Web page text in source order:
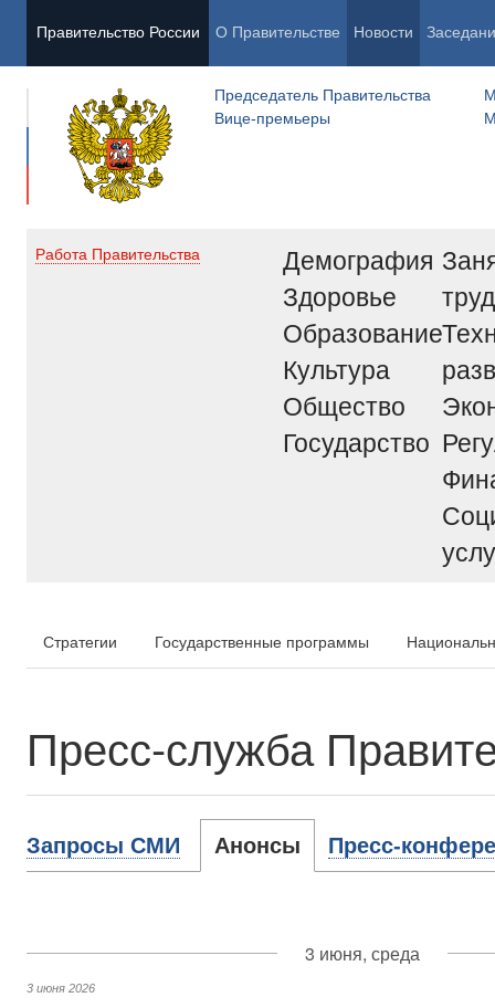
Правительство России О Правительстве Новости
Председатель Правительства
Вице-премьеры
Работа Правительства
Демография
Здоровье
Образование
Культура
Общество
Государство
труд
Стратегии Государственные программы
Пресс-служба
Запросы СМИ Анонсы Пресс-
3 июня, среда
3 июня 2026